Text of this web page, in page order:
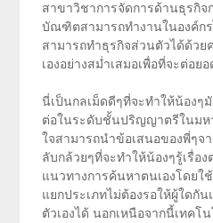
สาขาวิชาการจัดการด้านธุรกิจ
บัณฑิตสามารถทำงานในองค์ก
สามารถทำธุรกิจส่วนตัวได้ด้ว
เองอย่างสม่ำเสมอเพื่อที่จะต่อย
นี่เป็นกลเม็ดดีๆที่จะทำให้น้องๆ
ต่อในระดับชั้นปริญญาตรีในมห
ใจสามารถนำข้อเสนอของพี่ๆจ
ลับกล้วยๆที่จะทำให้น้องๆรู้เรื่อ
แนวทางการค้นหาตนเองโดยใ
แยกประเภทไม่ต้องรอให้ผู้ใดกั
ตัวเองได้ นอกเหนือจากนี้เทค